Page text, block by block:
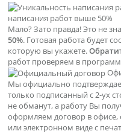
написания работ выше 50%
Мало? Зато правда! Это не
50%. Готовая работа будет
которую вы укажете.
работ проверяем в
Мы официально
только подписанный с 2-ух
не обманут, а работу Вы
оформляем договор в
или электронном виде с